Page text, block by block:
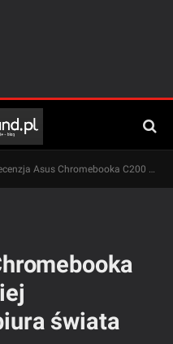
Asus Chromebooka C200 – najbardziej kompaktowego biura świata
świata